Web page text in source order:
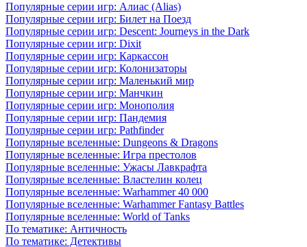
Популярные серии игр: Алиас (Alias)
Популярные серии игр: Билет на Поезд
Популярные серии игр: Descent: Journeys in the Dark
Популярные серии игр: Dixit
Популярные серии игр: Каркассон
Популярные серии игр: Колонизаторы
Популярные серии игр: Маленький мир
Популярные серии игр: Манчкин
Популярные серии игр: Монополия
Популярные серии игр: Пандемия
Популярные серии игр: Pathfinder
Популярные вселенные: Dungeons & Dragons
Популярные вселенные: Игра престолов
Популярные вселенные: Ужасы Лавкрафта
Популярные вселенные: Властелин колец
Популярные вселенные: Warhammer 40 000
Популярные вселенные: Warhammer Fantasy Battles
Популярные вселенные: World of Tanks
По тематике: Античность
По тематике: Детективы